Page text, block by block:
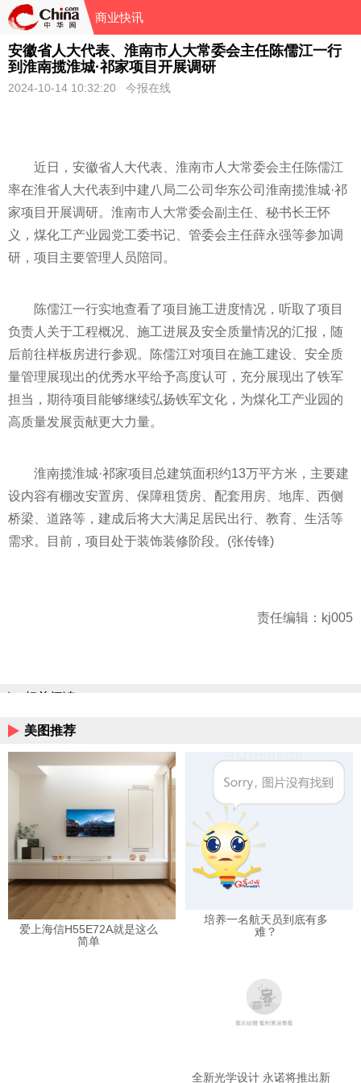
商业快讯
安徽省人大代表、淮南市人大常委会主任陈儒江一行
到淮南揽淮城·祁家项目开展调研
2024-10-14 10:32:20 今报在线
近 日，安徽省人大代表、淮南市人大常委会主任陈儒江
率在淮省人大代表到中建八局二公司华东公司淮南揽淮城·祁
家项目开展调研。淮南市人大常委会副主任、秘书长王怀
义，煤化工产业园党工委书记 、管委会主任薛永强等参加调
研，项目主要管理人员陪同。
陈儒江一行实地查看了项目施工进度情况，听取了项目
负责人关于工程概况、施工进展及安全质量情况的汇报，随
后前往样板房进行参观。陈儒江对项目在施工建设、安全质
量管理展现出的优秀水平给予高度认可，充分展现出了铁军
担当，期待项目能够继续弘扬铁军文化，为煤化工产业园的
高质量发展贡献更大力量。
淮南揽淮城·祁家项目总建筑面积约13万平方米，主要建
设内容有棚改安置房、保障租赁房、配套用房、地库、西侧
桥梁、道路等，建成后将大大满足居民出行、教育、生活等
需求。目前，项目处于装饰装修阶段。(张传锋)
责任编辑：kj005
相关阅读
美图推荐
爱上海信H55E72A就是这么
简单
培养一名航天员到底有多
难？
全新光学设计 永诺将推出新